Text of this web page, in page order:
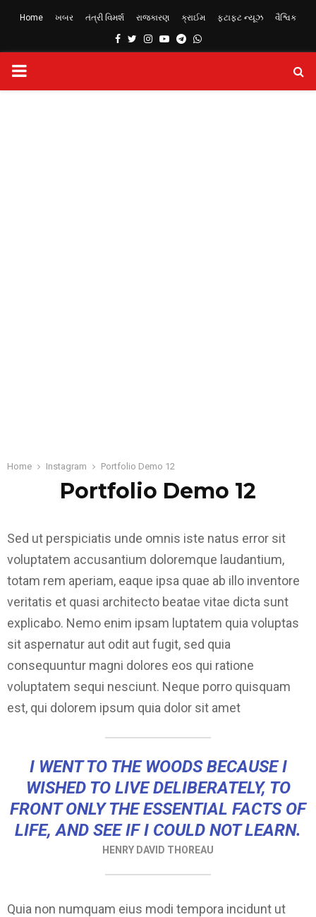
Home ખબર તંત્રી વિમર્શ રાજકારણ ક્રાઈમ ફટાફટ ન્યૂઝ વૈશ્વિક
Facebook
TwitterInstagram
YoutubeTelegram
Whatsapp
PRIMARY
Home Instagram Portfolio Demo 12
Portfolio Demo 12
Sed ut perspiciatis unde omnis iste natus error sit
voluptatem accusantium doloremque laudantium,
totam rem aperiam, eaque ipsa quae ab illo inventore
veritatis et quasi architecto beatae vitae dicta sunt
explicabo. Nemo enim ipsam luptatem quia voluptas
sit aspernatur aut odit aut fugit, sed quia
consequuntur magni dolores eos qui ratione
voluptatem sequi nesciunt. Neque porro quisquam
est, qui dolorem ipsum quia dolor sit amet
I WENT TO THE WOODS BECAUSE I
WISHED TO LIVE DELIBERATELY, TO
FRONT ONLY THE ESSENTIAL FACTS OF
LIFE, AND SEE IF I COULD NOT LEARN.
HENRY DAVID THOREAU
Quia non numquam eius modi tempora incidunt ut